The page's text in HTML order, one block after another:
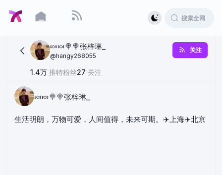
🍬🍬🍭🍭张梓琳_
@hangy268055
关注
1.4万 推特粉丝27 关注
🍬🍬🍭🍭张梓琳_
生活明朗，万物可爱，人间值得，未来可期。✈️上海✈️北京